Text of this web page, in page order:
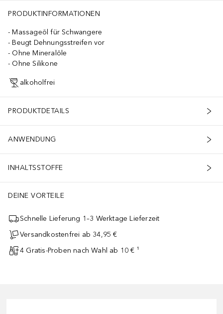
PRODUKTINFORMATIONEN
Massageöl für Schwangere
Beugt Dehnungsstreifen vor
Ohne Mineralöle
Ohne Silikone
alkoholfrei
PRODUKTDETAILS
ANWENDUNG
INHALTSSTOFFE
DEINE VORTEILE
Schnelle Lieferung 1–3 Werktage Lieferzeit
Versandkostenfrei ab 34,95 €
4 Gratis-Proben nach Wahl ab 10 € ¹